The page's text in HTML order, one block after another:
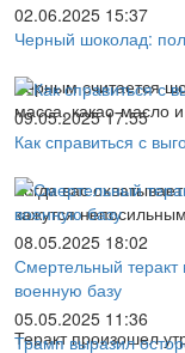
02.06.2025 15:37
Черный шоколад:
Черным считается
масса, какао-масло
09.05.2025 17:55
Как справиться с
Когда вас
кажутся
08.05.2025 18:02
Смертельный
военную базу
Теракт произошел
05.05.2025 11:36
Трамп выразил